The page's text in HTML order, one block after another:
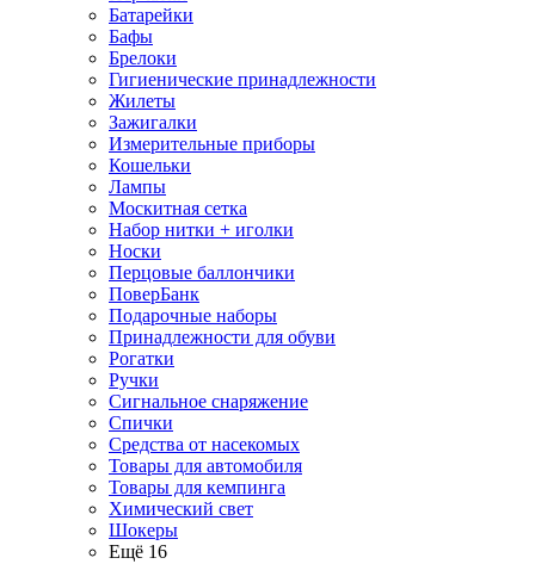
Батарейки
Бафы
Брелоки
Гигиенические принадлежности
Жилеты
Зажигалки
Измерительные приборы
Кошельки
Лампы
Москитная сетка
Набор нитки + иголки
Носки
Перцовые баллончики
ПоверБанк
Подарочные наборы
Принадлежности для обуви
Рогатки
Ручки
Сигнальное снаряжение
Спички
Средства от насекомых
Товары для автомобиля
Товары для кемпинга
Химический свет
Шокеры
Ещё 16